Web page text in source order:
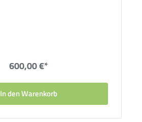
600,00 €*
In den Warenkorb